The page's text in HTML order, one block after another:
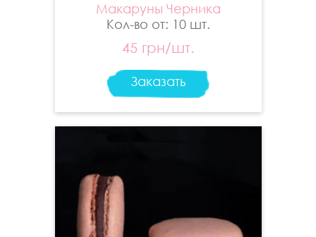
Макаруны Черника
Кол-во от: 10 шт.
45 грн/шт.
Заказать